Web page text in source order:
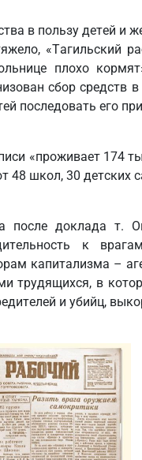
в пользу детей
«Тагильский
плохо
сбор средств
последовать его
«проживает 174
48 школ, 30 детских
после доклада т.
к
капитализма –
трудящихся, в
и убийц,